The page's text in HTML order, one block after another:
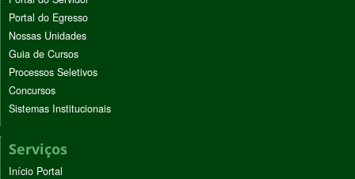
Portal do Egresso
Nossas Unidades
Guia de Cursos
Processos Seletivos
Concursos
Sistemas Institucionais
Serviços
Início Portal